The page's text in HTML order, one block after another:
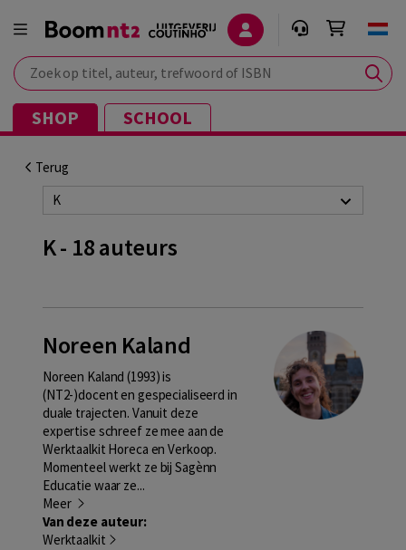
Zoek op titel, auteur, trefwoord of ISBN
SHOP SCHOOL
Terug
K
K - 18 auteurs
Noreen Kaland
Noreen Kaland (1993) is
(NT2-)docent en gespecialiseerd in
duale trajecten. Vanuit deze
expertise schreef ze mee aan de
Werktaalkit Horeca en Verkoop.
Momenteel werkt ze bij Sagènn
Educatie waar ze...
Meer
Van deze auteur:
Werktaalkit